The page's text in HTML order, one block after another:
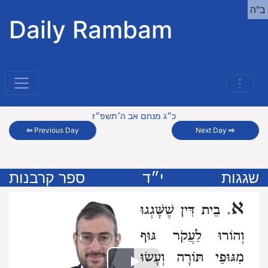
Daily Rambam
⋮
ב"ה
⇦ Previous Day
כ״ג מנחם אב ה׳תשפ״ז
Next Day⇨
שגגות י״ד ספר קרבנות
א. בֵית דִּין שֶׁשָּׁגְגוּ
וְהוֹרוּ לַעֲקֹר גּוּף
מִגּוּפֵי תּוֹרָה וְעָשׂוּ